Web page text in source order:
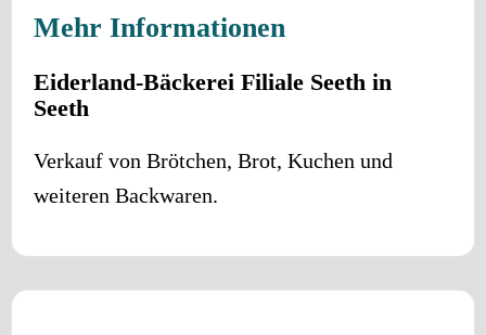
Mehr Informationen
Eiderland-Bäckerei Filiale Seeth in
Seeth
Verkauf von Brötchen, Brot, Kuchen und
weiteren Backwaren.